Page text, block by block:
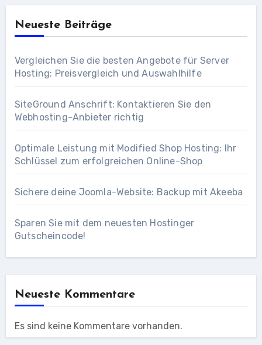
Neueste Beiträge
Vergleichen Sie die besten Angebote für Server
Hosting: Preisvergleich und Auswahlhilfe
SiteGround Anschrift: Kontaktieren Sie den
Webhosting-Anbieter richtig
Optimale Leistung mit Modified Shop Hosting: Ihr
Schlüssel zum erfolgreichen Online-Shop
Sichere deine Joomla-Website: Backup mit Akeeba
Sparen Sie mit dem neuesten Hostinger
Gutscheincode!
Neueste Kommentare
Es sind keine Kommentare vorhanden.